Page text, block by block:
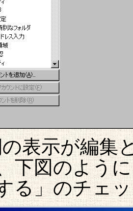
表示が編集
下図のよう
る」のチェ